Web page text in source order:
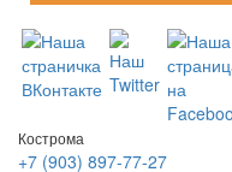
Кострома
+7 (903) 897-77-27